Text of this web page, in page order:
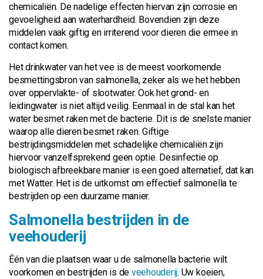
chemicaliën. De nadelige effecten hiervan zijn corrosie en
gevoeligheid aan waterhardheid. Bovendien zijn deze
middelen vaak giftig en irriterend voor dieren die ermee in
contact komen.
Het drinkwater van het vee is de meest voorkomende
besmettingsbron van salmonella, zeker als we het hebben
over oppervlakte- of slootwater. Ook het grond- en
leidingwater is niet altijd veilig. Eenmaal in de stal kan het
water besmet raken met de bacterie. Dit is de snelste manier
waarop alle dieren besmet raken. Giftige
bestrijdingsmiddelen met schadelijke chemicaliën zijn
hiervoor vanzelfsprekend geen optie. Desinfectie op
biologisch afbreekbare manier is een goed alternatief, dat kan
met Watter. Het is de uitkomst om effectief salmonella te
bestrijden op een duurzame manier.
Salmonella bestrijden in de
veehouderij
Één van die plaatsen waar u de salmonella bacterie wilt
voorkomen en bestrijden is de veehouderij. Uw koeien,